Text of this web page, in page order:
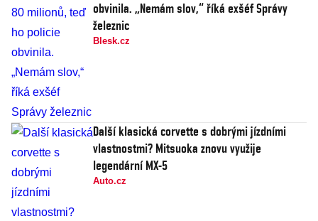
obvinila. „Nemám slov,“ říká exšéf Správy
železnic
Blesk.cz
Další klasická corvette s dobrými jízdními
vlastnostmi? Mitsuoka znovu využije
legendární MX-5
Auto.cz